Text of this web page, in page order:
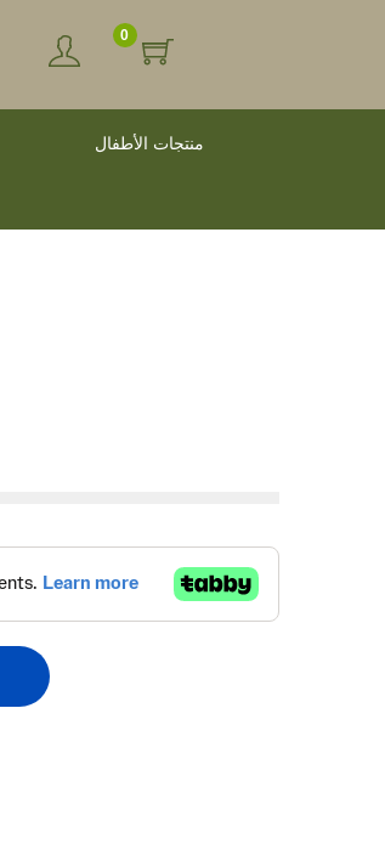
0
منتجات الأطفال